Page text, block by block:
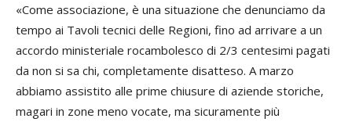
«Come associazione, è una situazione che denunciamo da
tempo ai Tavoli tecnici delle Regioni, fino ad arrivare a un
accordo ministeriale rocambolesco di 2/3 centesimi pagati
da non si sa chi, completamente disatteso. A marzo
abbiamo assistito alle prime chiusure di aziende storiche,
magari in zone meno vocate, ma sicuramente più